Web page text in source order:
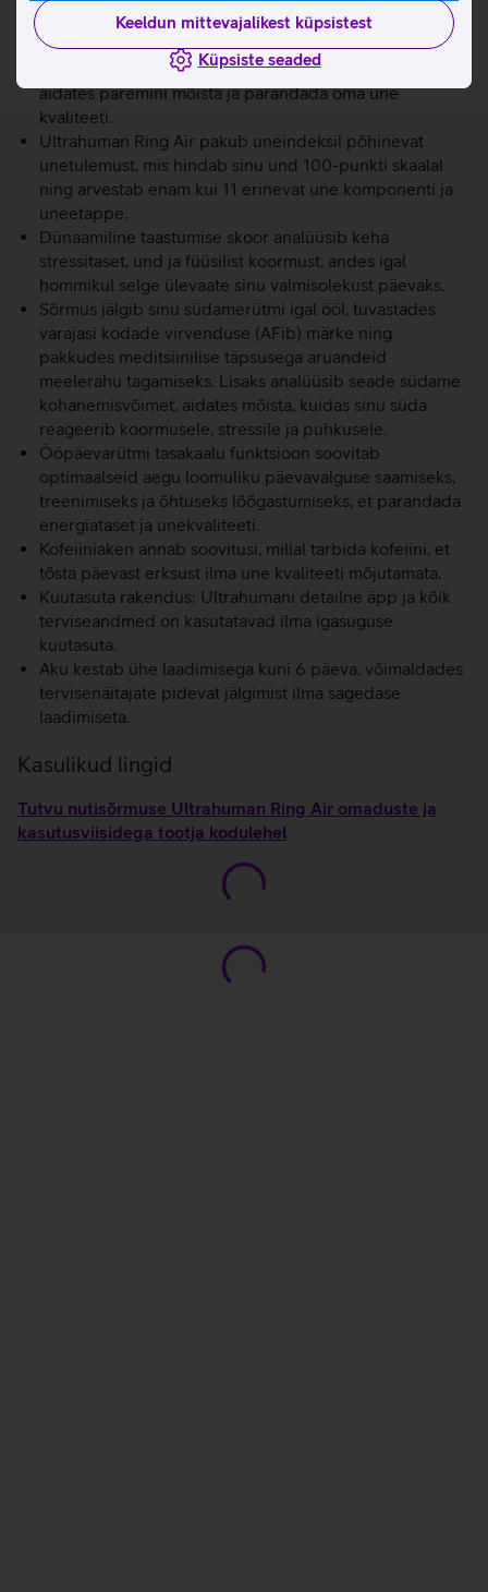
Keeldun mittevajalikest küpsistest
Küpsiste seaded
ärrita nahka.
Sõrmus jälgib detailselt sinu unefaase, südame
löögisageduse muutlikkust (HRV) ja kehatemperatuuri,
aidates paremini mõista ja parandada oma une
kvaliteeti.
Ultrahuman Ring Air pakub uneindeksil põhinevat
unetulemust, mis hindab sinu und 100-punkti skaalal
ning arvestab enam kui 11 erinevat une komponenti ja
uneetappe.
Dünaamiline taastumise skoor analüüsib keha
stressitaset, und ja füüsilist koormust, andes igal
hommikul selge ülevaate sinu valmisolekust päevaks.
Sõrmus jälgib sinu südamerütmi igal ööl, tuvastades
varajasi kodade virvenduse (AFib) märke ning
pakkudes meditsiinilise täpsusega aruandeid
meelerahu tagamiseks. Lisaks analüüsib seade südame
kohanemisvõimet, aidates mõista, kuidas sinu süda
reageerib koormusele, stressile ja puhkusele.
Ööpäevarütmi tasakaalu funktsioon soovitab
optimaalseid aegu loomuliku päevavalguse saamiseks,
treenimiseks ja õhtuseks lõõgastumiseks, et parandada
energiataset ja unekvaliteeti.
Kofeiiniaken annab soovitusi, millal tarbida kofeiini, et
tõsta päevast erksust ilma une kvaliteeti mõjutamata.
Kuutasuta rakendus: Ultrahumani detailne äpp ja kõik
terviseandmed on kasutatavad ilma igasuguse
kuutasuta.
Aku kestab ühe laadimisega kuni 6 päeva, võimaldades
tervisenäitajate pidevat jälgimist ilma sagedase
laadimiseta.
Kasulikud lingid
Tutvu nutisõrmuse Ultrahuman Ring Air omaduste ja
kasutusviisidega tootja kodulehel